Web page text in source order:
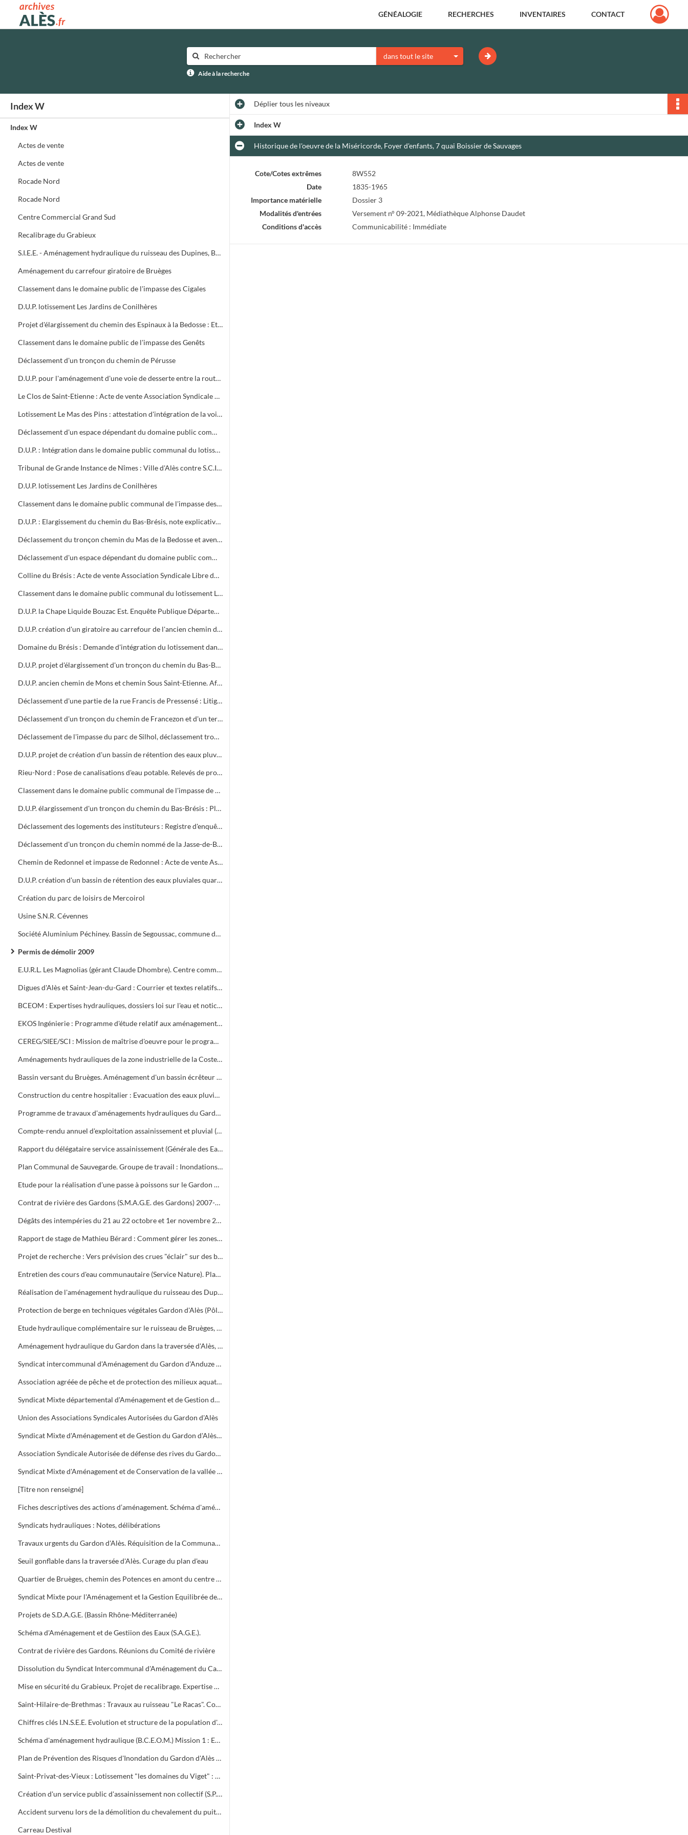
Archives municipales d'Alès GÉNÉALOGIE RECHERCHES INVENTAIRES CONTACT
dans tout le site
Aide à la recherche
Index W
Index W
Actes de vente
Actes de vente
Rocade Nord
Rocade Nord
Centre Commercial Grand Sud
Recalibrage du Grabieux
S.I.E.E. - Aménagement hydraulique du ruisseau des Dupines, Basse-Prairie Nord et Sud, communes d'Alès et Saint-Christol-les-Alès
Aménagement du carrefour giratoire de Bruèges
Classement dans le domaine public de l'impasse des Cigales
D.U.P. lotissement Les Jardins de Conilhères
Projet d'élargissement du chemin des Espinaux à la Bedosse : Etat parcellaire après cession à la ville 1996/1997
Classement dans le domaine public de l'impasse des Genêts
Déclassement d'un tronçon du chemin de Pérusse
D.U.P. pour l'aménagement d'une voie de desserte entre la route de Bagnols et l'avenue de Croupillac : Rapport du commissaire enquêteur le 31/10/1997
Le Clos de Saint-Etienne : Acte de vente Association Syndicale Libre Le Clos de Saint-Etienne et la ville d'Alès
Lotissement Le Mas des Pins : attestation d'intégration de la voirie dans le domaine communal de l'impasse Jean-Baptiste Lulli
Déclassement d'un espace dépendant du domaine public communal quartier de Brouzen
D.U.P. : Intégration dans le domaine public communal du lotissement Les Hauts des Prés-Rasclaux
Tribunal de Grande Instance de Nîmes : Ville d'Alès contre S.C.I. Le Hameau du Prés Fleuri. Ordonnance d'expropriation du 10/03/2005 pour l'aménagement d'un carrefour vieille route d'Anduze. D.U.P. abandonnée 04/2006
D.U.P. lotissement Les Jardins de Conilhères
Classement dans le domaine public communal de l'impasse des Hautes-Prairies. Acte de vente les co-lotis domaine de la Haute-Prairie et ville d'Alès
D.U.P. : Elargissement du chemin du Bas-Brésis, note explicative et plans
Déclassement du tronçon chemin du Mas de la Bedosse et avenue du maréchal Juin
Déclassement d'un espace dépendant du domaine public communal avenue Winston Churchill
Colline du Brésis : Acte de vente Association Syndicale Libre du lotissement Domaine du Brésis et ville d'Alès. Classement de la rue de la Colline du Brésis dans le domaine public communal
Classement dans le domaine public communal du lotissement Le Mas des Pins, impasse Jean-Baptiste Lulli (juin 2007). Rapport d'inspection télévisuelle des canalisations souterraines
D.U.P. la Chape Liquide Bouzac Est. Enquête Publique Département du Gard : Rapport et conclusions du Commissaire Enquêteur
D.U.P. création d'un giratoire au carrefour de l'ancien chemin de Mons et du chemin Sous Saint-Etienne
Domaine du Brésis : Demande d'intégration du lotissement dans le domaine public
D.U.P. projet d'élargissement d'un tronçon du chemin du Bas-Brésis
D.U.P. ancien chemin de Mons et chemin Sous Saint-Etienne. Affaire Delorme Raquidel et ville d'Alès (expropriation)
Déclassement d'une partie de la rue Francis de Pressensé : Litige entre la S.C.I. STEBRU et la ville d'Alès
Déclassement d'un tronçon du chemin de Francezon et d'un terrain avenue Olivier de Serres
Déclassement de l'impasse du parc de Silhol, déclassement tronçon avenues Vincent d'Indy et Paul Langevin
D.U.P. projet de création d'un bassin de rétention des eaux pluviales quartier de Bruèges. Tribunal de Grande Instance de Nîmes : Expropriation ville d'Alès et consorts Vally
Rieu-Nord : Pose de canalisations d'eau potable. Relevés de propriétés, numéros des parcelles, noms des propriétaires
Classement dans le domaine public communal de l'impasse de Saint-Etienne à Larnac : Acte de vente les colotis du lotissement Niel-Evesque
D.U.P. élargissement d'un tronçon du chemin du Bas-Brésis : Plans et estimation des dépenses
Déclassement des logements des instituteurs : Registre d'enquête publique, factures, annonces dans la presse
Déclassement d'un tronçon du chemin nommé de la Jasse-de-Bernard à la Bedosse : Factures, presse
Chemin de Redonnel et impasse de Redonnel : Acte de vente Association Syndicale Libre du lotissement la Colline de Redonnel et ville d'Alès
D.U.P. création d'un bassin de rétention des eaux pluviales quartier Saint- Etienne Est
Création du parc de loisirs de Mercoirol
Usine S.N.R. Cévennes
Société Aluminium Péchiney. Bassin de Segoussac, commune de Rousson
Permis de démolir 2009
E.U.R.L. Les Magnolias (gérant Claude Dhombre). Centre commercial Porte Sud : Contentieux
Digues d'Alès et Saint-Jean-du-Gard : Courrier et textes relatifs à la sécurité
BCEOM : Expertises hydrauliques, dossiers loi sur l'eau et notice d'incidence sur le territoire de la Communauté d'Agglomération du Grand Alès. Paiements
EKOS Ingénierie : Programme d'étude relatif aux aménagements hydrauliques sur le territoire de la Communauté d'Agglomération du Grand Alès. Pièces du marché
CEREG/SIEE/SCI : Mission de maîtrise d'oeuvre pour le programme d'urgence de protection contre les inondations. Paiements
Aménagements hydrauliques de la zone industrielle de la Coste la Vabreille (commune de Saint-Martin de Valgalgalgues)
Bassin versant du Bruèges. Aménagement d'un bassin écrêteur des crues. Déclaration
Construction du centre hospitalier : Evacuation des eaux pluviales. Dossier d'autorisation
Programme de travaux d'aménagements hydrauliques du Gardon dans la traversée de la ville tranche 3. Projet d'aménagement des berges zones amont et aval
Compte-rendu annuel d'exploitation assainissement et pluvial (Ruas)
Rapport du délégataire service assainissement (Générale des Eaux, Veolia)
Plan Communal de Sauvegarde. Groupe de travail : Inondations (dossier de Philippe Fages). Plan inondations (07/10/2008)
Etude pour la réalisation d'une passe à poissons sur le Gardon dans la traversée d'Alès au niveau du seuil escamotable de la Prairie.
Contrat de rivière des Gardons (S.M.A.G.E. des Gardons) 2007-2008.
Dégâts des intempéries du 21 au 22 octobre et 1er novembre 2008 sur les communes d'Alès, Soustelle et Mialet
Rapport de stage de Mathieu Bérard : Comment gérer les zones de débordement en période de crue (diplôme de brevet technicien supérieur agricole)
Projet de recherche : Vers prévision des crues "éclair" sur des bassins versants non jaugés, par Sophie Sauvagnargues-Lesage et Pierre-Alain Ayral (Ecole des Mines d'Alès)
Entretien des cours d'eau communautaire (Service Nature). Planning d'intervention
Réalisation de l'aménagement hydraulique du ruisseau des Dupines et de ses affluents Basse Prairie Nord et Sud
Protection de berge en techniques végétales Gardon d'Alès (Pôle Infrastructures, service hydraulique)
Etude hydraulique complémentaire sur le ruisseau de Bruèges, commune de Saint-Privat-des-Vieux (S.I.E.E.)
Aménagement hydraulique du Gardon dans la traversée d'Alès, porté à la connaissance du Préfet pour la modification d'un aménagement autorisé au titre du Code de l'Environnement (Egis eau, BCEOM France)
Syndicat intercommunal d'Aménagement du Gardon d'Anduze (S.I.A.G.A.)
Association agréée de pêche et de protection des milieux aquatiques (A.A.P.P.M.A.)
Syndicat Mixte départemental d'Aménagement et de Gestion des cours d'eau et milieux aquatiques du Gard
Union des Associations Syndicales Autorisées du Gardon d'Alès
Syndicat Mixte d'Aménagement et de Gestion du Gardon d'Alès (S.M.A.G.G.A.)
Association Syndicale Autorisée de défense des rives du Gardon de Saint-Christol-lez-Alès et de Saint-Hilaire-de-Brethmas
Syndicat Mixte d'Aménagement et de Conservation de la vallée du Galeizon
[Titre non renseigné]
Fiches descriptives des actions d’aménagement. Schéma d'aménagement hydraulique du territoire de l'Agglo
Syndicats hydrauliques : Notes, délibérations
Travaux urgents du Gardon d'Alès. Réquisition de la Communauté d'Agglomération du Grand Alès du 25 septembre 2002.
Seuil gonflable dans la traversée d'Alès. Curage du plan d'eau
Quartier de Bruèges, chemin des Potences en amont du centre hospitalier : Création d'un bassin écrêteur de crues
Syndicat Mixte pour l'Aménagement et la Gestion Equilibrée des Gardons (S.M.A.G.E.)
Projets de S.D.A.G.E. (Bassin Rhône-Méditerranée)
Schéma d'Aménagement et de Gestiion des Eaux (S.A.G.E.).
Contrat de rivière des Gardons. Réunions du Comité de rivière
Dissolution du Syndicat Intercommunal d'Aménagement du Carriol et des affluents des Gardons d'Alès et d'ANDUZE
Mise en sécurité du Grabieux. Projet de recalibrage. Expertise B.C.E.O.M., enquête publique, travaux
Saint-Hilaire-de-Brethmas : Travaux au ruisseau "Le Racas". Conventions avec les propriétaires. Etudes B.C.E.O.M.
Chiffres clés I.N.S.E.E. Evolution et structure de la population d'Alès et autres communes d'Alès-Agglo (2 mises à jour)
Schéma d'aménagement hydraulique (B.C.E.O.M.) Mission 1 : Extension aux 8 nouvelles communes . Mission 2 : Dossier de synthèse
Plan de Prévention des Risques d'Inondation du Gardon d'Alès (P.P.R.I.)
Saint-Privat-des-Vieux : Lotissement "les domaines du Viget" : Autorisation de lotir, plans de bornage et de récolement
Création d'un service public d'assainissement non collectif (S.P.A.N.C.)
Accident survenu lors de la démolition du chevalement du puits Destival.
Carreau Destival
Dépliertous les niveaux
Index W
Historique de l'oeuvre de la Miséricorde, Foyer d'enfants, 7 quai Boissier de Sauvages
Cote/Cotes extrêmes
8W552
Date
1835-1965
Importance matérielle
Dossier 3
Modalités d'entrées
Versement n° 09-2021, Médiathèque Alphonse Daudet
Conditions d'accès
Communicabilité : Immédiate